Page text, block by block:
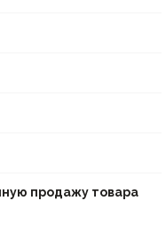
продажу товара